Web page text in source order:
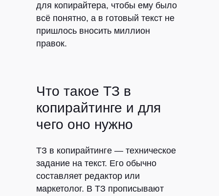
для копирайтера, чтобы ему было
всё понятно, а в готовый текст не
пришлось вносить миллион
правок.
Что такое ТЗ в
копирайтинге и для
чего оно нужно
ТЗ в копирайтинге — техническое
задание на текст. Его обычно
составляет редактор или
маркетолог. В ТЗ прописывают